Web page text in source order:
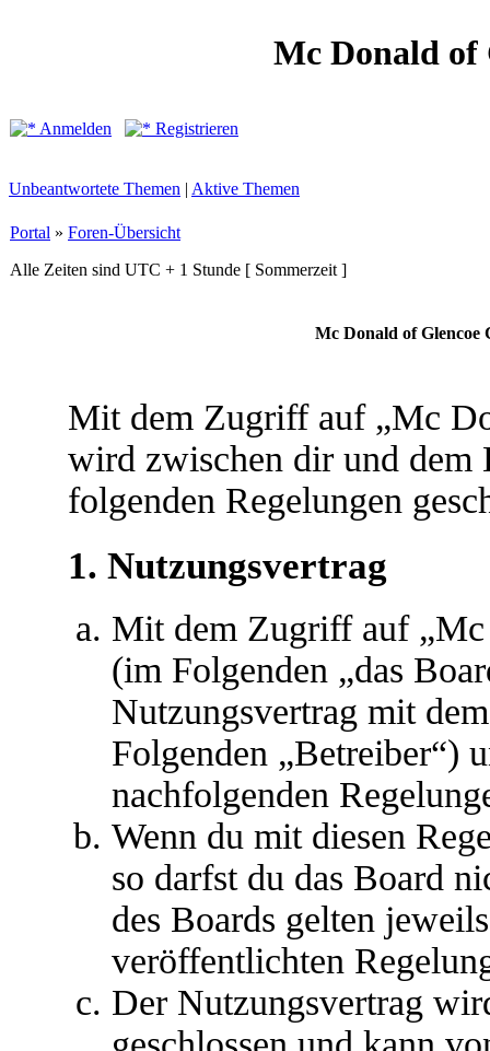
Mc Donald of
Anmelden Registrieren
Unbeantwortete Themen | Aktive Themen
Portal » Foren-Übersicht
Alle Zeiten sind UTC + 1 Stunde [ Sommerzeit ]
Mc Donald of Glencoe
Mit dem Zugriff auf „Mc
wird zwischen dir und dem
folgenden Regelungen
1. Nutzungsvertrag
Mit dem Zugriff auf
(im Folgenden „das
Nutzungsvertrag mit
Folgenden „Betreiber“)
nachfolgenden
Wenn du mit diesen
so darfst du das Board
des Boards gelten
veröffentlichten
Der Nutzungsvertrag